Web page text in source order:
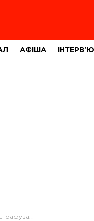
АФІША ІНТЕРВ’Ю
правил карантину